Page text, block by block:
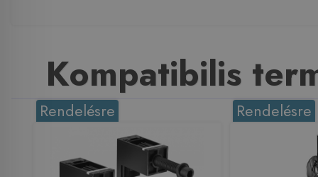
Kompatibilis
Rendelésre Rendelésre